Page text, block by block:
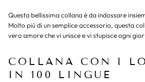
Questa bellissima collana è da indossare
Molto più di un semplice accessorio, questa
vero amore che vi unisce e vi stupisce ogni
COLLANA CON I
IN 100 LINGUE